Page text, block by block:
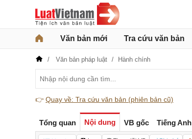
Văn bản mới Tra cứu văn bản
Văn bản pháp luật Hành chính
👉 Quay về: Tra cứu văn bản (phiên bản cũ)
Tổng quan Nội dung VB gốc Tiếng Anh